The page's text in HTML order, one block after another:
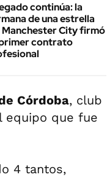
continúa: la
de una estrella
Manchester City firmó
contrato
Córdoba, club
equipo que fue
4 tantos,